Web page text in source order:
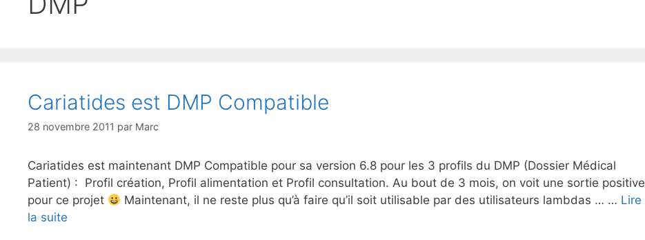
Cariatides est DMP Compatible
28 novembre 2011 par Marc
Cariatides est maintenant DMP Compatible pour sa version 6.8 pour les 3 profils du DMP (Dossier Médical
Patient) : Profil création, Profil alimentation et Profil consultation. Au bout de 3 mois, on voit une sortie positive
pour ce projet
Maintenant, il ne reste plus qu’à faire qu’il soit utilisable par des utilisateurs lambdas … … Lire
la suite